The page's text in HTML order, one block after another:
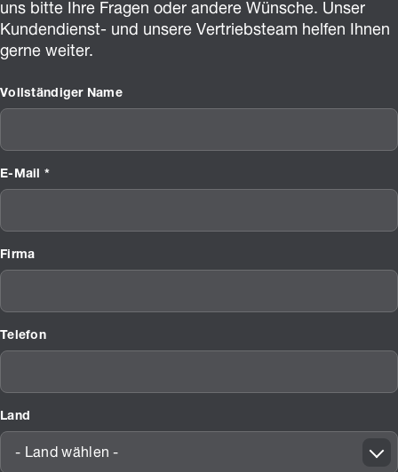
uns bitte Ihre Fragen oder andere Wünsche. Unser
Kundendienst- und unsere Vertriebsteam helfen Ihnen
gerne weiter.
Vollständiger Name
E-Mail *
Firma
Telefon
Land
- Land wählen -